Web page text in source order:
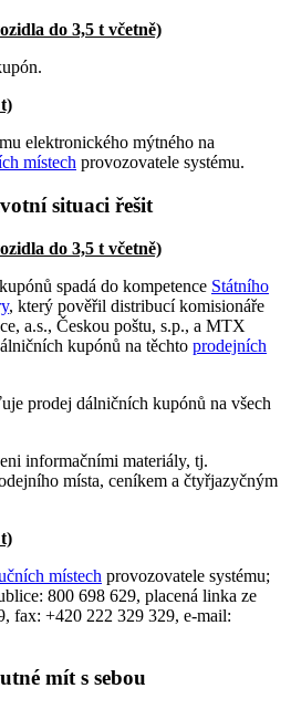
do 3,5 t včetně)
elektronického mýtného na
místech provozovatele systému.
situaci řešit
do 3,5 t včetně)
spadá do kompetence Státního
, který pověřil distribucí komisionáře
a.s., Českou poštu, s.p., a MTX
kupónů na těchto prodejních
prodej dálničních kupónů na všech
informačními materiály, tj.
místa, ceníkem a čtyřjazyčným
místech provozovatele systému;
800 698 629, placená linka ze
fax: +420 222 329 329, e-mail:
mít s sebou